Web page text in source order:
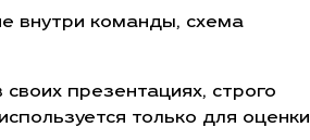
внутри команды, схема
презентациях, строго
только для оценки